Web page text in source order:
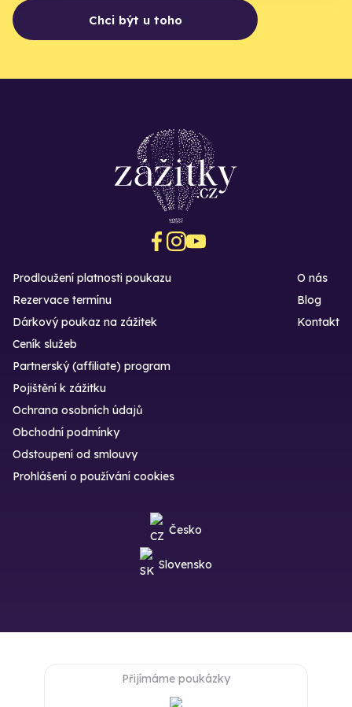
Chci být u toho
Prodloužení platnosti poukazu
Rezervace termínu
Dárkový poukaz na zážitek
O nás
Blog
Kontakt
Ceník služeb
Partnerský (affiliate) program
Pojištění k zážitku
Ochrana osobních údajů
Obchodní podmínky
Odstoupení od smlouvy
Prohlášení o používání cookies
Česko
Slovensko
Přijímáme poukázky